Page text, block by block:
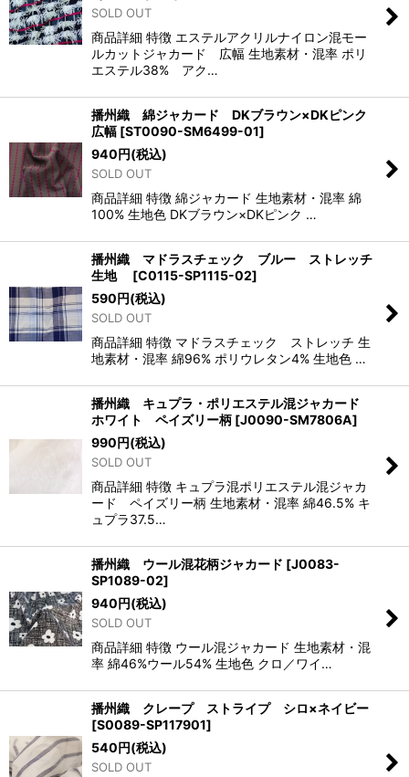
SOLD OUT
商品詳細 特徴 エステルアクリルナイロン混モー
ルカットジャカード 広幅 生地素材・混率 ポリ
エステル38% アク…
播州織 綿ジャカード DKブラウン×DKピンク
広幅 [ST0090-SM6499-01]
940円(税込)
SOLD OUT
商品詳細 特徴 綿ジャカード 生地素材・混率 綿
100% 生地色 DKブラウン×DKピンク …
播州織 マドラスチェック ブルー ストレッチ
生地
[C0115-SP1115-02]
590円(税込)
SOLD OUT
商品詳細 特徴 マドラスチェック ストレッチ 生
地素材・混率 綿96% ポリウレタン4% 生地色 …
播州織 キュプラ・ポリエステル混ジャカード
ホワイト ペイズリー柄 [J0090-SM7806A]
990円(税込)
SOLD OUT
商品詳細 特徴 キュプラ混ポリエステル混ジャカ
ード ペイズリー柄 生地素材・混率 綿46.5% キ
ュプラ37.5…
播州織 ウール混花柄ジャカード [J0083-
SP1089-02]
940円(税込)
SOLD OUT
商品詳細 特徴 ウール混ジャカード 生地素材・混
率 綿46%ウール54% 生地色 クロ／ワイ…
播州織 クレープ ストライプ シロ×ネイビー
[S0089-SP117901]
540円(税込)
SOLD OUT